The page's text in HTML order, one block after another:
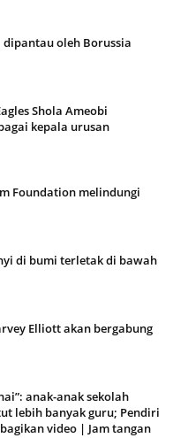
oleh Borussia
Shola Ameobi
kepala urusan
Foundation melindungi
di bumi terletak di bawah
Elliott akan bergabung
anak-anak sekolah
lebih banyak guru; Pendiri
video | Jam tangan